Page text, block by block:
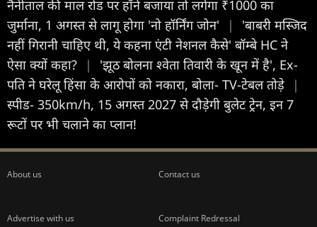
नैनीताल की माल रोड पर हॉर्न बजाया तो लगेगा ₹1000 का
जुर्माना, 1 अगस्त से लागू होगा 'नो हॉर्निंग जोन'
|
'बाबरी मस्जिद
नहीं गिरानी चाहिए थी, ये कहना एंटी नेशनल कैसे' बॉम्बे HC ने
ऐसा क्यों कहा?
|
'झूठ बोलना श्वेता तिवारी के खून में है', Ex-
पति ने घरेलू हिंसा के आरोपों को नकारा, बोला- TV-टेबल तोड़े
|
स्पीड- 350km/h, 15 अगस्त 2027 से दौड़ेगी बुलेट ट्रेन, इन 7
रूटों पर भी चलाने का प्लान!
About us Contact us
Advertise with us Complaint Redressal